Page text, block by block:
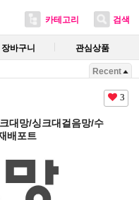
카테고리 검색
장바구니 관심상품
Recent
3
대망/싱크대걸음망/수
배포트